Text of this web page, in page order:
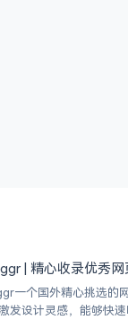
| 精心收录优秀网
一个国外精心挑选的
发设计灵感，能够快